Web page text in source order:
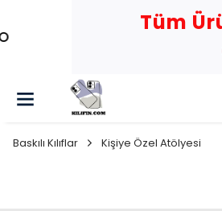
Tüm
Baskılı Kılıflar Kişiye Özel Atölyesi